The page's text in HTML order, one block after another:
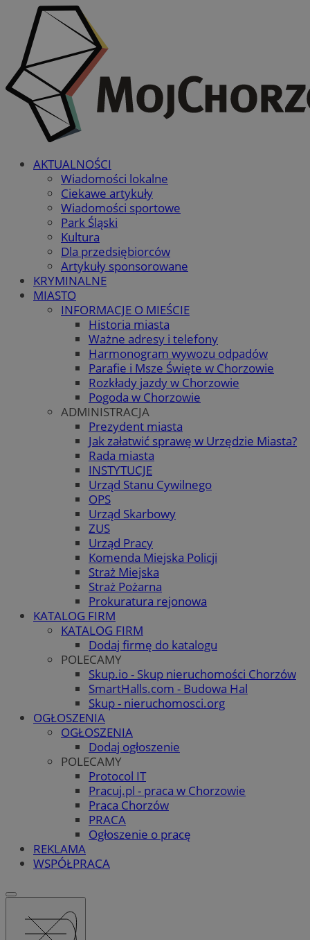
AKTUALNOŚCI
Wiadomości lokalne
Ciekawe artykuły
Wiadomości sportowe
Park Śląski
Kultura
Dla przedsiębiorców
Artykuły sponsorowane
KRYMINALNE
MIASTO
INFORMACJE O MIEŚCIE
Historia miasta
Ważne adresy i telefony
Harmonogram wywozu odpadów
Parafie i Msze Święte w Chorzowie
Rozkłady jazdy w Chorzowie
Pogoda w Chorzowie
ADMINISTRACJA
Prezydent miasta
Jak załatwić sprawę w Urzędzie Miasta?
Rada miasta
INSTYTUCJE
Urząd Stanu Cywilnego
OPS
Urząd Skarbowy
ZUS
Urząd Pracy
Komenda Miejska Policji
Straż Miejska
Straż Pożarna
Prokuratura rejonowa
KATALOG FIRM
KATALOG FIRM
Dodaj firmę do katalogu
POLECAMY
Skup.io - Skup nieruchomości Chorzów
SmartHalls.com - Budowa Hal
Skup - nieruchomosci.org
OGŁOSZENIA
OGŁOSZENIA
Dodaj ogłoszenie
POLECAMY
Protocol IT
Pracuj.pl - praca w Chorzowie
Praca Chorzów
PRACA
Ogłoszenie o pracę
REKLAMA
WSPÓŁPRACA